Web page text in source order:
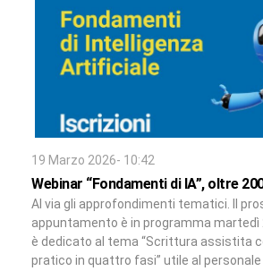
19 Marzo 2026- 10:42
Webinar “Fondamenti di IA”, oltre
Al via gli approfondimenti tematici. Il
appuntamento è in programma martedì
è dedicato al tema “Scrittura assistita
pratico in quattro fasi” utile al personale